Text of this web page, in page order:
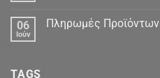
06
Ιούν
Πληρωμές Προϊόντων
TAGS